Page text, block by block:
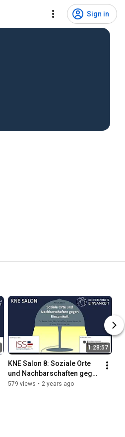
Sign in
1:28:57
KNE Salon 8: Soziale Orte
und Nachbarschaften gegen
Einsamkeit
579 views • 2 years ago